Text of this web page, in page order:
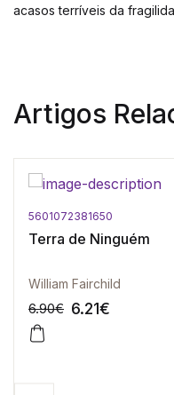
acasos terríveis da
Artigos
5601072381650
Terra de Ninguém
William Fairchild
6.90€ 6.21€